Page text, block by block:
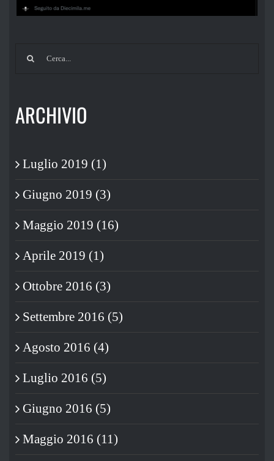
ARCHIVIO
Luglio 2019 (1)
Giugno 2019 (3)
Maggio 2019 (16)
Aprile 2019 (1)
Ottobre 2016 (3)
Settembre 2016 (5)
Agosto 2016 (4)
Luglio 2016 (5)
Giugno 2016 (5)
Maggio 2016 (11)